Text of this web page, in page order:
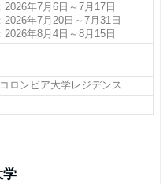
年7月6日～7月17日
年7月20日～7月31日
年8月4日～8月15日
ロンビア大学レジデンス
学